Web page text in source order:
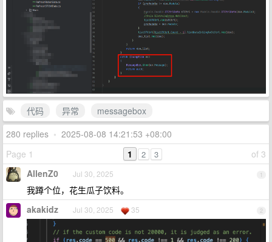
代码 异常
messagebox
280 replies • 2025-08-08 14:21:53 +08:00
Page 1
of 3
1 2 3
1
AllenZ0 Jul 30, 2025
我蹲个位，花生瓜子饮料。
2
akakidz Jul 30, 2025 35